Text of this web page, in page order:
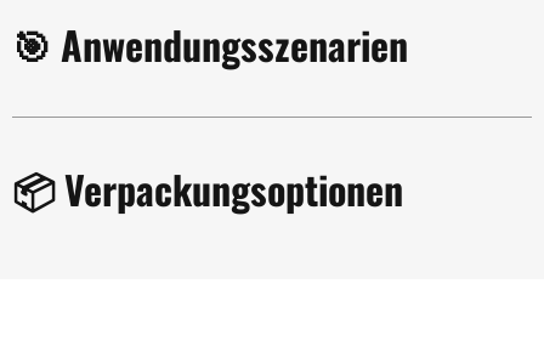
🎯 Anwendungsszenarien
📦 Verpackungsoptionen